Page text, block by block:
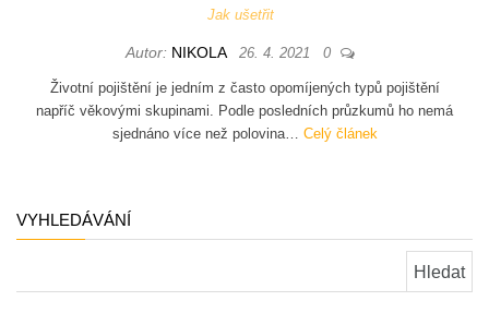
Jak ušetřit
Autor: NIKOLA 26. 4. 2021 0
Životní pojištění je jedním z často opomíjených typů pojištění
napříč věkovými skupinami. Podle posledních průzkumů ho nemá
sjednáno více než polovina… Celý článek
VYHLEDÁVÁNÍ